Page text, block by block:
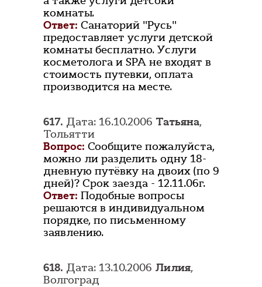
комнаты.
Ответ: Санаторий "Русь"
предоставляет услуги детской
комнаты бесплатно. Услуги
косметолога и SPA не входят в
стоимость путевки, оплата
производится на месте.
617. Дата: 16.10.2006 Татьяна,
Тольятти
Вопрос: Сообщите пожалуйста,
можно ли разделить одну 18-
дневную путёвку на двоих (по 9
дней)? Срок заезда - 12.11.06г.
Ответ: Подобные вопросы
решаются в индивидуальном
порядке, по письменному
заявлению.
618. Дата: 13.10.2006 Лилия,
Волгоград